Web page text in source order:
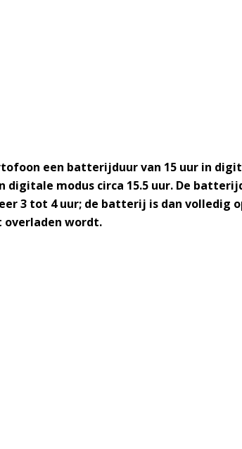
een batterijduur van 15 uur in
modus circa 15.5 uur. De
3 tot 4 uur; de batterij is dan volledig
wordt.